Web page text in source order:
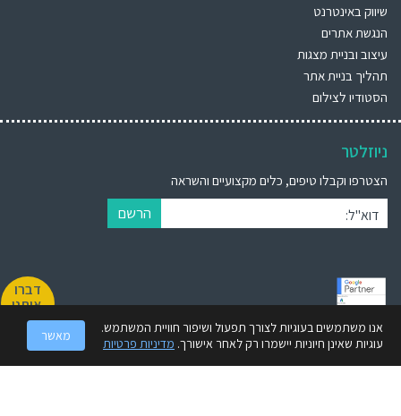
דברו
איתנו
שיווק באינטרנט
הנגשת אתרים
עיצוב ובניית מצגות
תהליך בניית אתר
הסטודיו לצילום
ניוזלטר
הצטרפו וקבלו טיפים, כלים מקצועיים והשראה
דוא"ל: הרשם
BrandWiz (ברנדוויז) הינה חברת מיתוג עסקי מובילה הקיימת מעל 30 שנה. אנו
מספקים ללקוחותינו מענה קריאטיבי ואיכותי תוך הסתכלות מקיפה 360° על
המותג.
אנו משתמשים בעוגיות לצורך תפעול ושיפור חוויית המשתמש.
עוגיות שאינן חיוניות יישמרו רק לאחר אישורך. מדיניות פרטיות מאשר